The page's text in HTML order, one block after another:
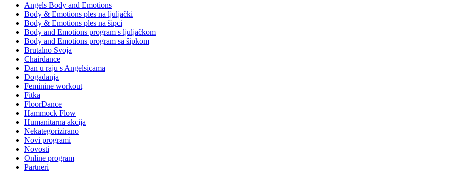
Angels Body and Emotions
Body & Emotions ples na ljuljački
Body & Emotions ples na šipci
Body and Emotions program s ljuljačkom
Body and Emotions program sa šipkom
Brutalno Svoja
Chairdance
Dan u raju s Angelsicama
Događanja
Feminine workout
Fitka
FloorDance
Hammock Flow
Humanitarna akcija
Nekategorizirano
Novi programi
Novosti
Online program
Partneri